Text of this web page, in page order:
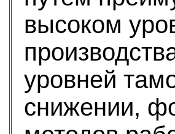
высоком
уровней
снижении,